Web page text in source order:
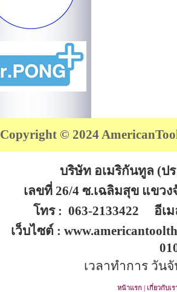
Copyright © 2024
บริษัท อเมริกันทูล (ป
เลขที่ 26/4 ซ.เฉลิมสุข แขวง
โทร : 063-2133422 อีเม
เว็บไซต์ :
เวลาทำการ วัน
หน้าแรก | เกี่ยวกับเร